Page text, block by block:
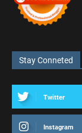
Stay Conneted
Twitter
Instagram